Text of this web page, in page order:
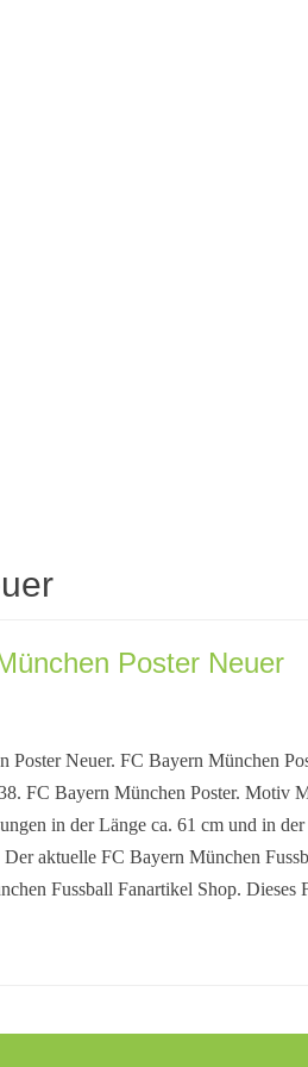
Poster Neuer
Poster Neuer. FC Bayern München
FC Bayern München Poster. Motiv
in der Länge ca. 61 cm und in
aktuelle FC Bayern München
Fussball Fanartikel Shop. Dieses